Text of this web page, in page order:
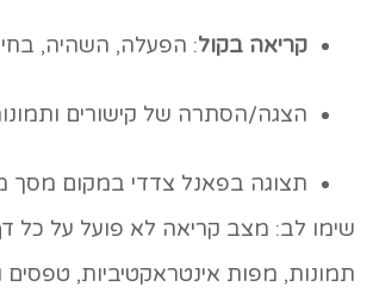
קריאה בקול: הפעלה, השהיה,
הצגה/הסתרה של קישורים
תצוגה בפאנל צדדי במקום מסך
שימו לב: מצב קריאה לא פועל על כל
תמונות, מפות אינטראקטיביות, טפסים